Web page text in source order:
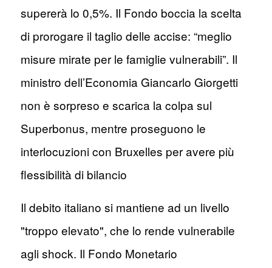
supererà lo 0,5%. Il Fondo boccia la scelta
di prorogare il taglio delle accise: “meglio
misure mirate per le famiglie vulnerabili”. Il
ministro dell’Economia Giancarlo Giorgetti
non è sorpreso e scarica la colpa sul
Superbonus, mentre proseguono le
interlocuzioni con Bruxelles per avere più
flessibilità di bilancio
Il debito italiano si mantiene ad un livello
"troppo elevato", che lo rende vulnerabile
agli shock. Il Fondo Monetario